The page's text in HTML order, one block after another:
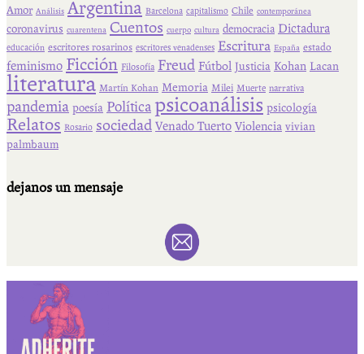
Amor Análisis Argentina Barcelona capitalismo Chile contemporánea
coronavirus cuarentena Cuentos cuerpo cultura democracia Dictadura
educación escritores rosarinos escritores venadenses Escritura España estado
feminismo Ficción Filosofía Freud Fútbol Justicia Kohan Lacan
literatura Martín Kohan Memoria Milei Muerte narrativa
pandemia poesía Política psicoanálisis psicología
Relatos Rosario sociedad Venado Tuerto Violencia vivian
palmbaum
dejanos un mensaje